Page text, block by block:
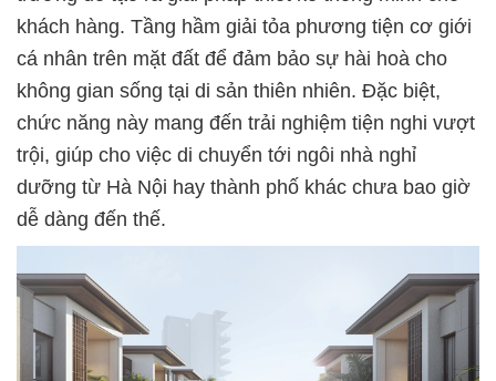
khách hàng. Tầng hầm giải tỏa phương tiện cơ giới
cá nhân trên mặt đất để đảm bảo sự hài hoà cho
không gian sống tại di sản thiên nhiên. Đặc biệt,
chức năng này mang đến trải nghiệm tiện nghi vượt
trội, giúp cho việc di chuyển tới ngôi nhà nghỉ
dưỡng từ Hà Nội hay thành phố khác chưa bao giờ
dễ dàng đến thế.